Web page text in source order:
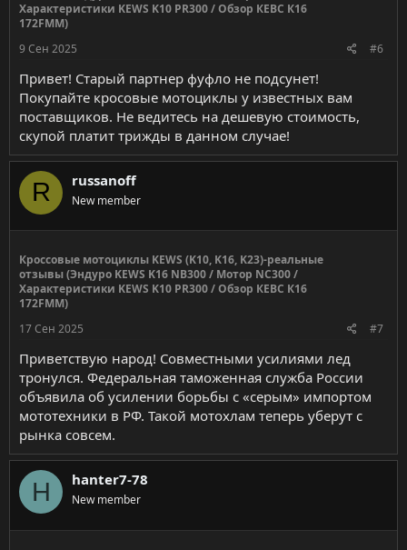
Характеристики KEWS K10 PR300 / Обзор КЕВС К16
172FMM)
9 Сен 2025
#6
Привет! Старый партнер фуфло не подсунет!
Покупайте кросовые мотоциклы у известных вам
поставщиков. Не ведитесь на дешевую стоимость,
скупой платит трижды в данном случае!
R russanoff
New member
Кроссовые мотоциклы KEWS (K10, K16, K23)-реальные
отзывы (Эндуро KEWS K16 NB300 / Мотор NC300 /
Характеристики KEWS K10 PR300 / Обзор КЕВС К16
172FMM)
17 Сен 2025
#7
Приветствую народ! Совместными усилиями лед
тронулся. Федеральная таможенная служба России
объявила об усилении борьбы с «серым» импортом
мототехники в РФ. Такой мотохлам теперь уберут с
рынка совсем.
H hanter7-78
New member